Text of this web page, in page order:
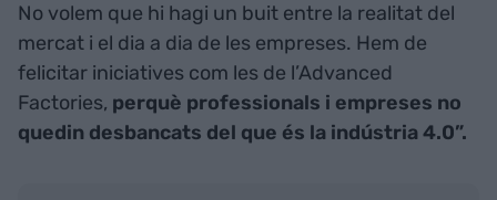
No volem que hi hagi un buit entre la realitat del
mercat i el dia a dia de les empreses. Hem de
felicitar iniciatives com les de l’Advanced
Factories, perquè professionals i empreses no
quedin desbancats del que és la indústria 4.0”.